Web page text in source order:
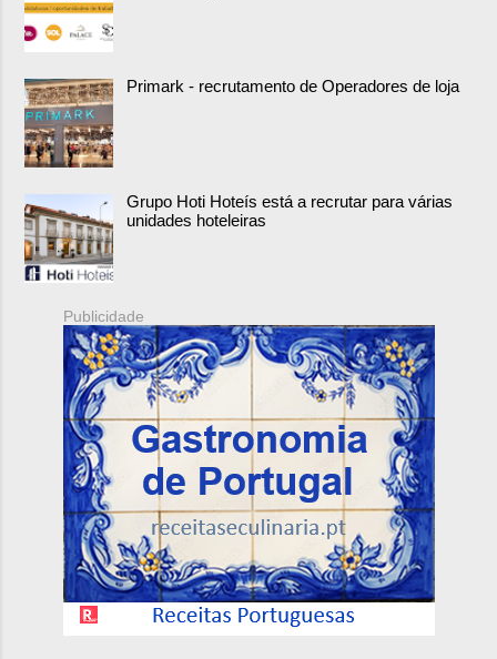
Primark - recrutamento de Operadores de loja
Grupo Hoti Hoteís está a recrutar para várias
unidades hoteleiras
Publicidade